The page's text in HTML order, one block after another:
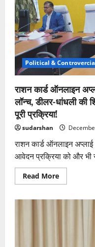
67
IAS
अधिकारियों
को
दिया
प्रमोशन,
चार
प्रमुख
सचिव
बने!
Political &
राशन कार्ड ऑनलाइन
लॉन्च, डीलर-धांधली की
पूरी प्रक्रिया!
sudarshan
राशन कार्ड ऑनलाइन
आवेदन प्रक्रिया को और भी
Read MoreRead
more